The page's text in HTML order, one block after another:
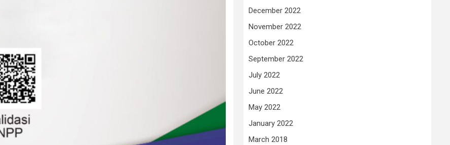
December 2022
November 2022
October 2022
September 2022
July 2022
June 2022
May 2022
January 2022
March 2018